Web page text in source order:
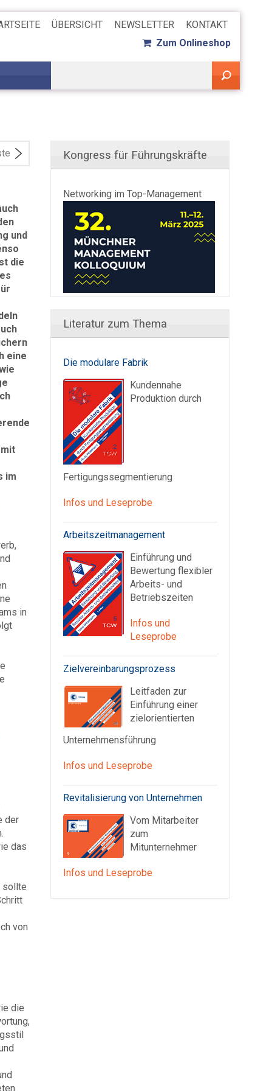
ÜBERSICHT NEWSLETTER
KONTAKT
Zum Onlineshop
und
die
eine
im
in
der
das
sollte
von
die
Kongress für Führungskräfte
Networking im Top-Management
Literatur zum Thema
Die modulare Fabrik
Kundennahe
Produktion durch
Fertigungssegmentierung
Infos und Leseprobe
Arbeitszeitmanagement
Einführung und
Bewertung flexibler
Arbeits- und
Betriebszeiten
Infos und
Leseprobe
Zielvereinbarungsprozess
Leitfaden zur
Einführung einer
zielorientierten
Unternehmensführung
Infos und Leseprobe
Revitalisierung von Unternehmen
Vom Mitarbeiter
zum
Mitunternehmer
Infos und Leseprobe